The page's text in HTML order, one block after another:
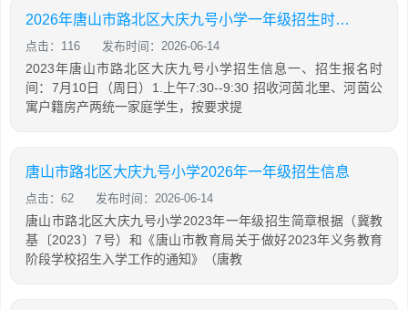
2026年唐山市路北区大庆九号小学一年级招生时间+地点
点击：116 发布时间：2026-06-14
2023年唐山市路北区大庆九号小学招生信息一、招生报名时
间：7月10日（周日）1.上午7:30--9:30 招收河茵北里、河茵公
寓户籍房产两统一家庭学生，按要求提
唐山市路北区大庆九号小学2026年一年级招生信息
点击：62 发布时间：2026-06-14
唐山市路北区大庆九号小学2023年一年级招生简章根据（冀教
基〔2023〕7号）和《唐山市教育局关于做好2023年义务教育
阶段学校招生入学工作的通知》（唐教